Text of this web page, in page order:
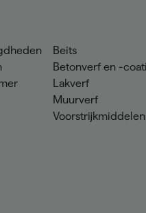
Beits
Betonverf en -
Lakverf
Muurverf
Voorstrijkmiddelen